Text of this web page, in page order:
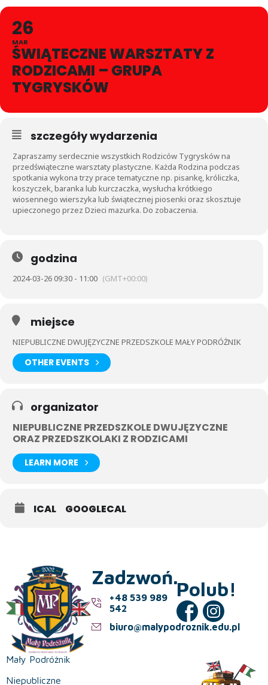
26
MAR
ŚWIĄTECZNE WARSZTATY Z
RODZICAMI – GRUPA
TYGRYSKÓW
szczegóły wydarzenia
Zapraszamy serdecznie wszystkich Rodziców Tygrysków na
przedświąteczne warsztaty plastyczne. Każda Rodzina podczas
spotkania wykona trzy prace tematyczne np. pisankę, króliczka,
koszyczek, baranka lub kurczaczka, wysłucha krótkiego
wiosennego wierszyka lub świątecznej piosenki oraz skosztuje
upieczonego przez Dzieci mazurka. Do zobaczenia.
godzina
2024-03-26 09:30 - 11:00 (GMT+00:00)
miejsce
NIEPUBLICZNE DWUJĘZYCZNE PRZEDSZKOLE MAŁY PODRÓŻNIK
OTHER EVENTS
organizator
NIEPUBLICZNE PRZEDSZKOLE DWUJĘZYCZNE
ORAZ PRZEDSZKOLAKI Z RODZICAMI
LEARN MORE
ICAL GOOGLECAL
Mały Podróżnik
Niepubliczne
Zadzwoń.
+48 539 989
542
biuro@malypodroznik.edu.pl
Polub!